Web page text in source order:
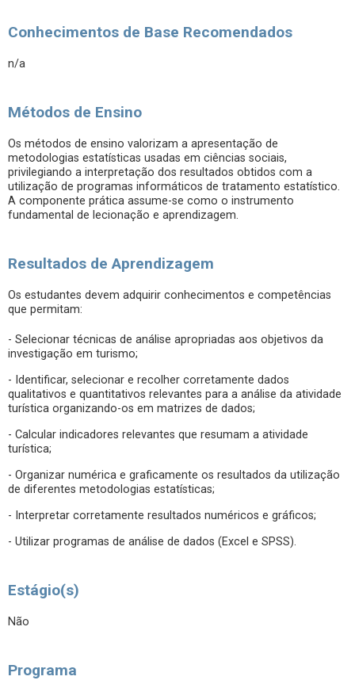
Conhecimentos de Base Recomendados
n/a
Métodos de Ensino
Os métodos de ensino valorizam a apresentação de
metodologias estatísticas usadas em ciências sociais,
privilegiando a interpretação dos resultados obtidos com a
utilização de programas informáticos de tratamento estatístico.
A componente prática assume-se como o instrumento
fundamental de lecionação e aprendizagem.
Resultados de Aprendizagem
Os estudantes devem adquirir conhecimentos e competências
que permitam:
- Selecionar técnicas de análise apropriadas aos objetivos da
investigação em turismo;
- Identificar, selecionar e recolher corretamente dados
qualitativos e quantitativos relevantes para a análise da atividade
turística organizando-os em matrizes de dados;
- Calcular indicadores relevantes que resumam a atividade
turística;
- Organizar numérica e graficamente os resultados da utilização
de diferentes metodologias estatísticas;
- Interpretar corretamente resultados numéricos e gráficos;
- Utilizar programas de análise de dados (Excel e SPSS).
Estágio(s)
Não
Programa